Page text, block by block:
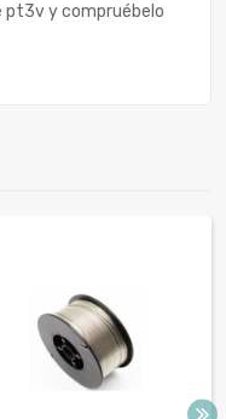
pt3v y compruébelo